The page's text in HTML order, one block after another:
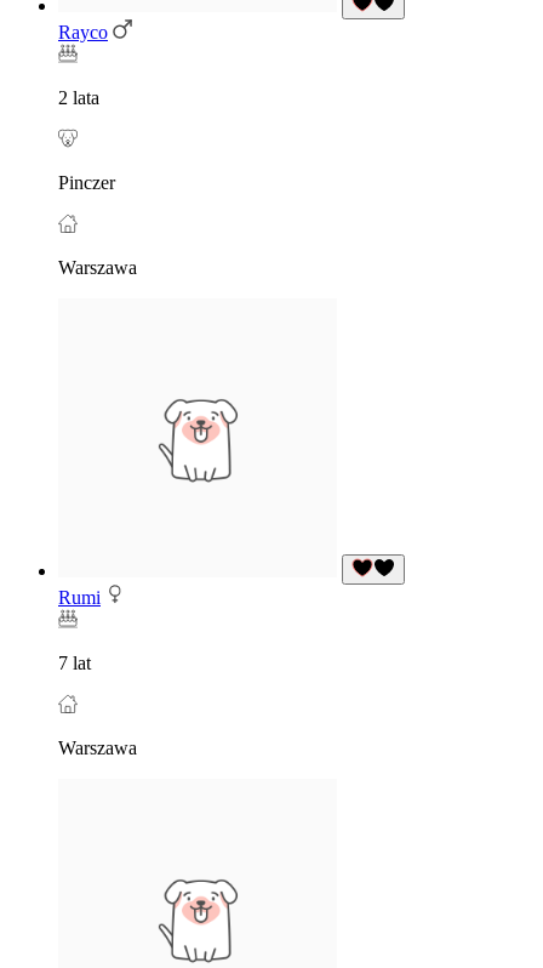
Rayco
2 lata
Pinczer
Warszawa
Rumi
7 lat
Warszawa